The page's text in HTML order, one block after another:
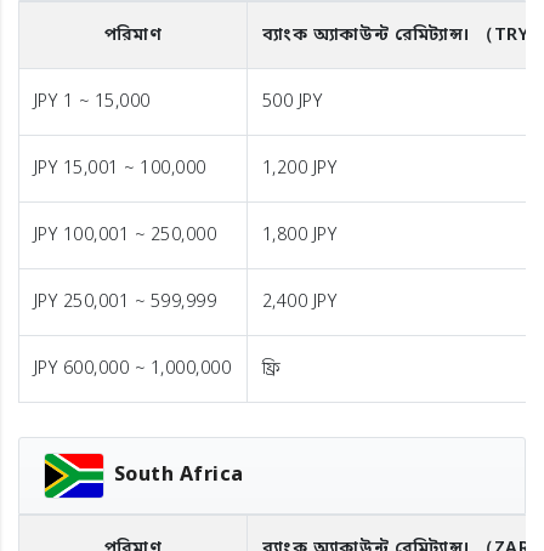
পরিমাণ ব্যাংক অ্যাকাউন্ট রেমিট্যান্স। （TRY
JPY 1 ~ 15,000 500 JPY
JPY 15,001 ~ 100,000 1,200 JPY
JPY 100,001 ~ 250,000 1,800 JPY
JPY 250,001 ~ 599,999 2,400 JPY
JPY 600,000 ~ 1,000,000 ফ্রি
South Africa